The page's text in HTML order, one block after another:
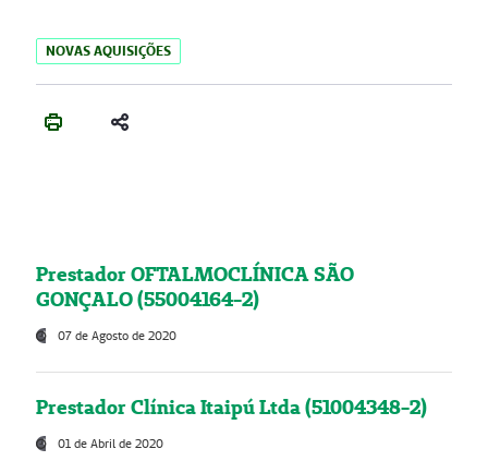
NOVAS AQUISIÇÕES
Prestador OFTALMOCLÍNICA SÃO
GONÇALO (55004164-2)
07 de Agosto de 2020
Prestador Clínica Itaipú Ltda (51004348-2)
01 de Abril de 2020